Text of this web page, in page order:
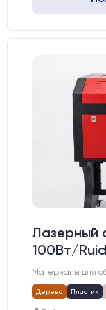
Лазерный
100Вт/
Материалы для
Дерево Пластик